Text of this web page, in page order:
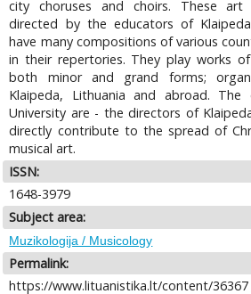
city choruses and choirs. These art
directed by the educators of
have many compositions of various
in their repertories. They play works
both minor and grand forms;
Klaipeda, Lithuania and abroad. The
University are - the directors of
directly contribute to the spread of
musical art.
ISSN:
1648-3979
Subject area:
Muzikologija / Musicology
Permalink:
https://www.lituanistika.lt/content/36367